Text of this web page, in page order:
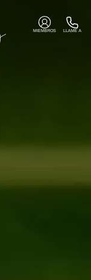
MIEMBROS LLAME A